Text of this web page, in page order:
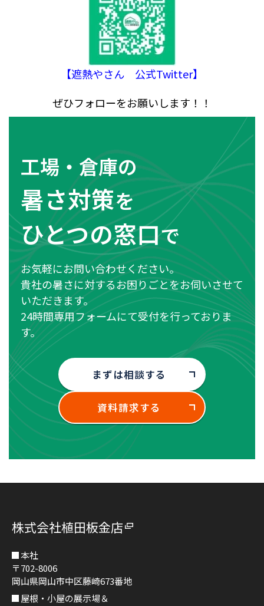
【遮熱やさん 公式Twitter】
ぜひフォローをお願いします！！
工場・倉庫の
暑さ対策を
ひとつの窓口で
お気軽にお問い合わせください。
貴社の暑さに対するお困りごとをお伺いさせて
いただきます。
24時間専用フォームにて受付を行っておりま
す。
まずは相談する
資料請求する
株式会社植田板金店
本社
〒702-8006
岡山県岡山市中区藤崎673番地
屋根・小屋の展示場＆